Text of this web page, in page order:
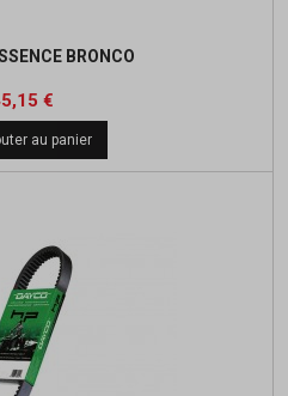
BRONCO
€
base
au panier